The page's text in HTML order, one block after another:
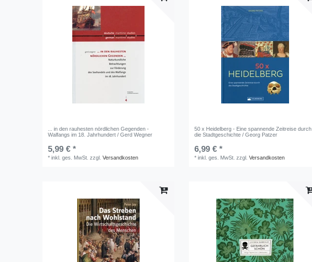
... in den rauhesten nördlichen Gegenden -
Walfangs im 18. Jahrhundert / Gerd Wegner
5,99 € *
*inkl. ges. MwSt. zzgl.Versandkosten
50 x Heidelberg - Eine spannende Zeitreise durch
die Stadtgeschichte / Georg Patzer
6,99 € *
*inkl. ges. MwSt. zzgl.Versandkosten